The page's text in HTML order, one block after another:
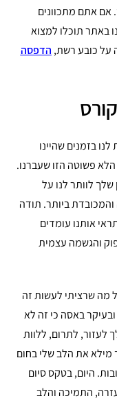
אם אתם מתכוונים
באתר תוכלו למצוא
על כובע רשת, הדפסה
בזמנים שהיינו
פשוטה הזו שעברנו.
שלך לוותר לנו על
ביותר. תודה
אותנו עומדים
והגשמה עצמית
מה שרציתי לעשות זה
באסה כי זה לא
לעזור, לתרום, ללוות
מילא את הלב שלי בחום
היום, בטקס סיום
התמיכה והלב